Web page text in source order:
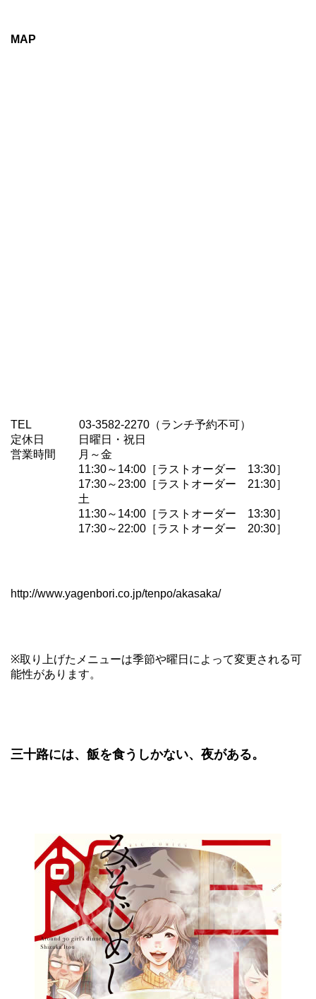
MAP
TEL 03-3582-2270（ランチ予約不可）
定休日 日曜日・祝日
営業時間 月～金
11:30～14:00［ラストオーダー 13:30］
17:30～23:00［ラストオーダー 21:30］
土
11:30～14:00［ラストオーダー 13:30］
17:30～22:00［ラストオーダー 20:30］
http://www.yagenbori.co.jp/tenpo/akasaka/
※取り上げたメニューは季節や曜日によって変更される可
能性があります。
三十路には、飯を食うしかない、夜がある。